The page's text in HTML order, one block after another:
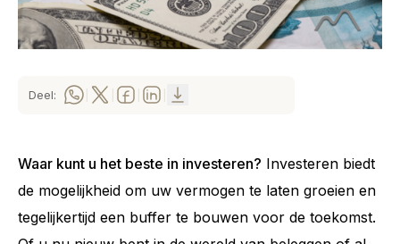
Deel:
Waar kunt u het beste in investeren? Investeren biedt
de mogelijkheid om uw vermogen te laten groeien en
tegelijkertijd een buffer te bouwen voor de toekomst.